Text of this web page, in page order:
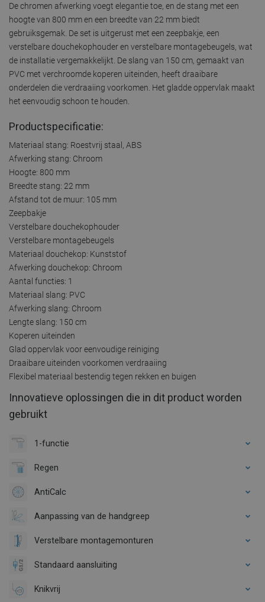
De chromen afwerking voegt elegantie toe, en de stang met een
hoogte van 800 mm en een breedte van 22 mm biedt
gebruiksgemak. De set is uitgerust met een zeepbakje, een
verstelbare douchekophouder en verstelbare montagebeugels, wat
de installatie vergemakkelijkt. De slang van 150 cm, gemaakt van
PVC met verchroomde koperen uiteinden, heeft draaibare
onderdelen die verdraaiing voorkomen. Het gladde oppervlak maakt
het eenvoudig schoon te houden.
Productspecificatie:
Materiaal stang: Roestvrij staal, ABS
Afwerking stang: Chroom
Hoogte: 800 mm
Breedte stang: 22 mm
Afstand tot de muur: 105 mm
Zeepbakje
Verstelbare douchekophouder
Verstelbare montagebeugels
Materiaal douchekop: Kunststof
Afwerking douchekop: Chroom
Aantal functies: 1
Materiaal slang: PVC
Afwerking slang: Chroom
Lengte slang: 150 cm
Koperen uiteinden
Glad oppervlak voor eenvoudige reiniging
Draaibare uiteinden voorkomen verdraaiing
Flexibel materiaal bestendig tegen rekken en buigen
Innovatieve oplossingen die in dit product worden
gebruikt
1-functie
Regen
AntiCalc
Aanpassing van de handgreep
Verstelbare montagemonturen
Standaard aansluiting
Knikvrij